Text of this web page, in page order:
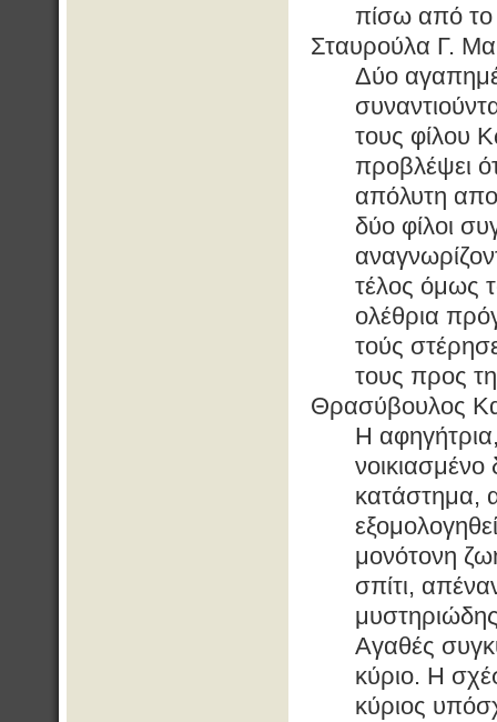
πίσω από το
Σταυρούλα Γ.
Δύο
τους φίλου
προβλέψει
απόλυτη
δύο φίλοι
τέλος όμως
ολέθρια
τούς
τους προς
Θρασύβουλος
Η
κατάστημα,
μονότονη
σπίτι,
Αγαθές
κύριο. Η
κύριος